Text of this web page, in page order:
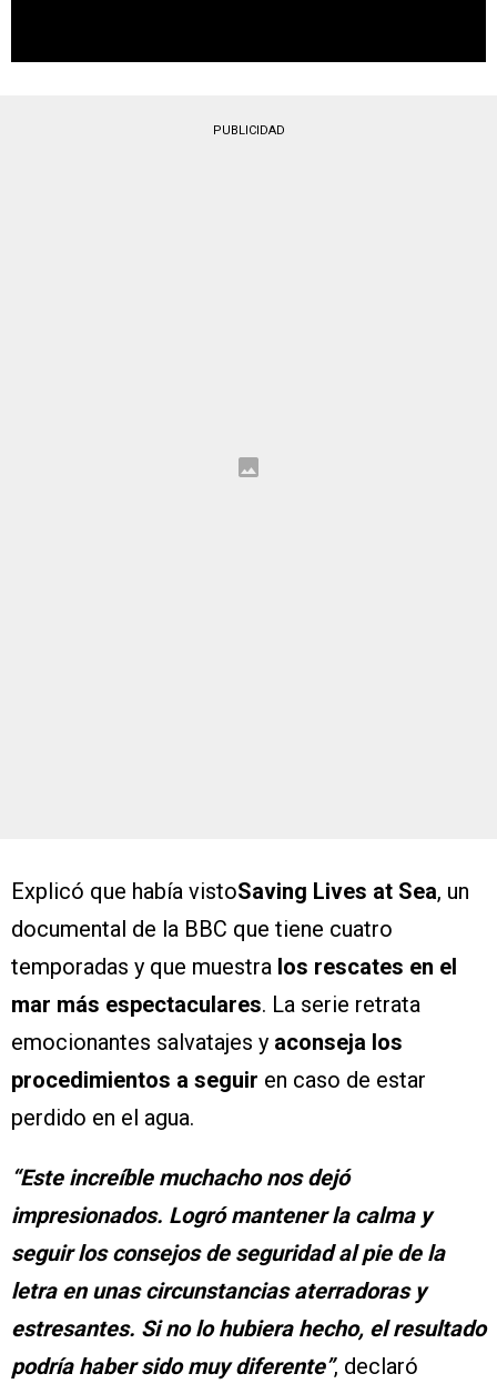
PUBLICIDAD
Explicó que había vistoSaving Lives at Sea, un
documental de la BBC que tiene cuatro
temporadas y que muestra los rescates en el
mar más espectaculares. La serie retrata
emocionantes salvatajes y aconseja los
procedimientos a seguir en caso de estar
perdido en el agua.
“Este increíble muchacho nos dejó
impresionados. Logró mantener la calma y
seguir los consejos de seguridad al pie de la
letra en unas circunstancias aterradoras y
estresantes. Si no lo hubiera hecho, el resultado
podría haber sido muy diferente”, declaró